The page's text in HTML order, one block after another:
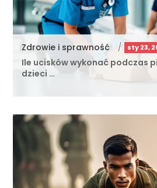
Zdrowie i sprawność / sty 23,
Ile ucisków wykonać podczas
dzieci …